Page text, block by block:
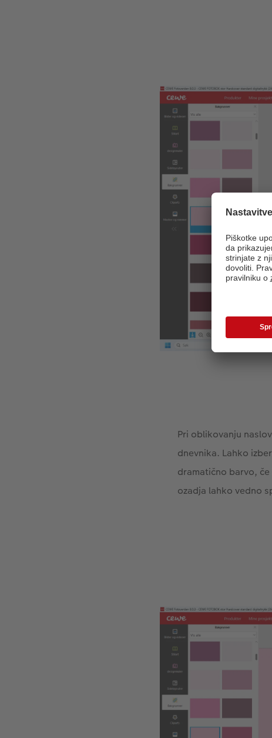
Pri oblikovanju
dnevnika. Lahko
dramatično barvo,
ozadja lahko vedno